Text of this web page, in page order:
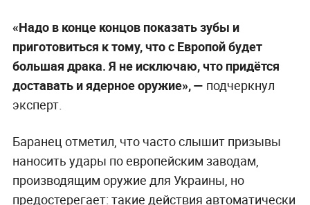
«Надо в конце концов показать зубы и
приготовиться к тому, что с Европой будет
большая драка. Я не исключаю, что придётся
доставать и ядерное оружие», — подчеркнул
эксперт.
Баранец отметил, что часто слышит призывы
наносить удары по европейским заводам,
производящим оружие для Украины, но
предостерегает: такие действия автоматически